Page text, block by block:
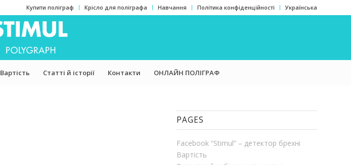
Купити поліграф Крісло для поліграфа Навчання Політика конфіденційності Українська
Вартість Статті й історії Контакти ОНЛАЙН ПОЛІГРАФ
PAGES
Facebook “Stimul” – детектор брехні
Вартість